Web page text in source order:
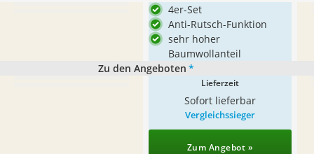
4er-Set
Anti-Rutsch-Funktion
sehr hoher
Baumwollanteil
Zu den Angeboten *
Lieferzeit
Sofort lieferbar
Vergleichssieger
Zum Angebot »